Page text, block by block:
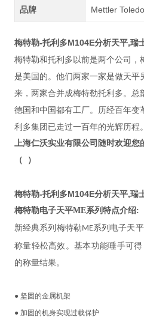
品牌 Mettler
梅特勒-托利多M104E分析天平,瑞
梅特勒和托利多以前是两个公司，
是美国的。他们两家一家是做天平
来，两家合并成梅特勒托利多。总
德国和中国都有工厂。历经百年
利多集团已走过一百年的光辉历程。
上海仁沃实业有限公司随时欢迎您
（
）
梅特勒-托利多M104E分析天平,瑞
梅特勒电子天平ME系列特点介绍:
新经典系列梅特勒ME系列电子天
称量轻松高效。基本功能唾手可
的称量结果。
● 坚固的金属机架
● 加固的机身实现过载保护